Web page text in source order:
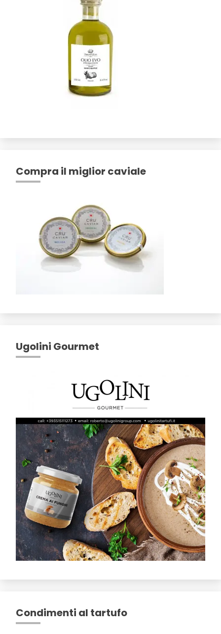
Compra il miglior caviale
Ugolini Gourmet
Condimenti al tartufo